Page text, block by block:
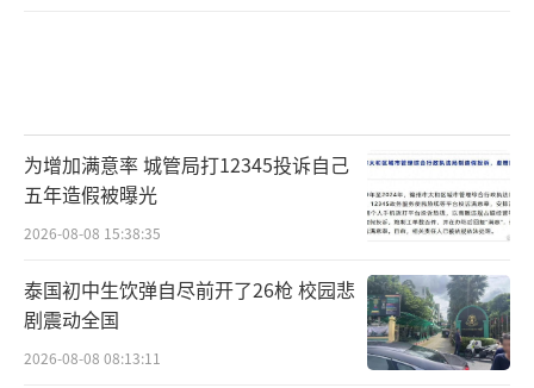
为增加满意率 城管局打12345投诉自己
五年造假被曝光
2026-08-08 15:38:35
泰国初中生饮弹自尽前开了26枪 校园悲
剧震动全国
2026-08-08 08:13:11